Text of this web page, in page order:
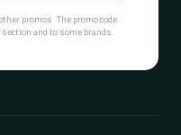
promos. The promo code
and to some brands.